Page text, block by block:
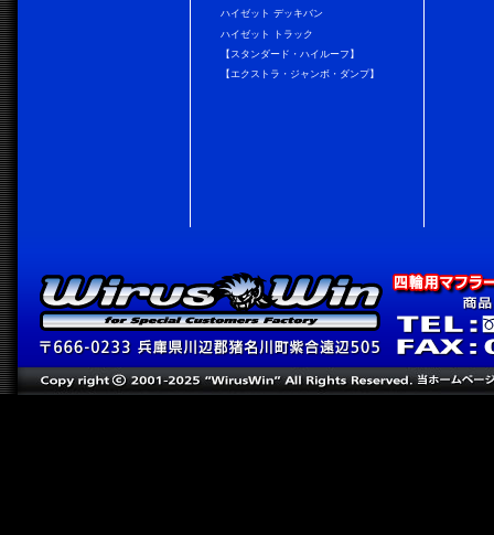
ハイゼット デッキバン
ハイゼット トラック
【スタンダード・ハイルーフ】
【エクストラ・ジャンボ・ダンプ】